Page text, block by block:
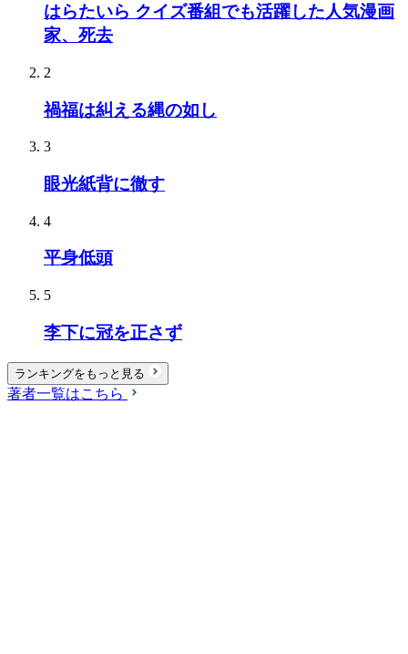
はらたいら クイズ番組でも活躍した人気漫画
家、死去
2
禍福は糾える縄の如し
3
眼光紙背に徹す
4
平身低頭
5
李下に冠を正さず
ランキングをもっと見る
著者一覧はこちら